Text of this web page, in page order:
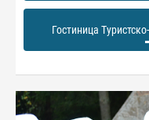
Гостиница